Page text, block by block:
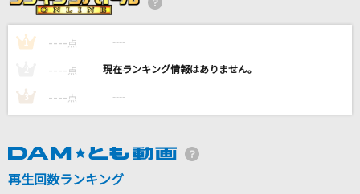
Mr.Children
田園
[プロオケ]千の風になって
米津玄師
1 ---- 点 ----
---- 点 ----
3 ---- 点 ----
再生回数ランキング